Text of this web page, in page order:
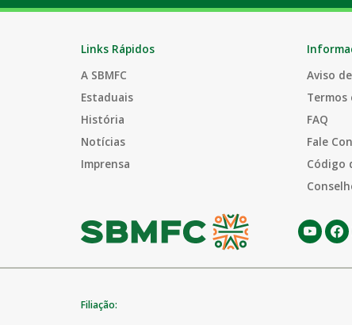
Links Rápidos
A SBMFC
Estaduais
História
Notícias
Imprensa
Aviso
Termos
FAQ
Fale
Código
Filiação: